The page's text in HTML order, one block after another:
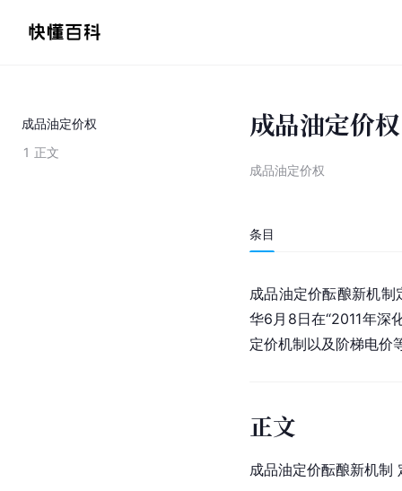
成品油定价权
1 正文
成品油定价权
成品油定价权
条目
成品油定价酝酿新机
华6月8日在“2011年深
定价机制以及阶梯电价
正文
成品油定价酝酿新机制